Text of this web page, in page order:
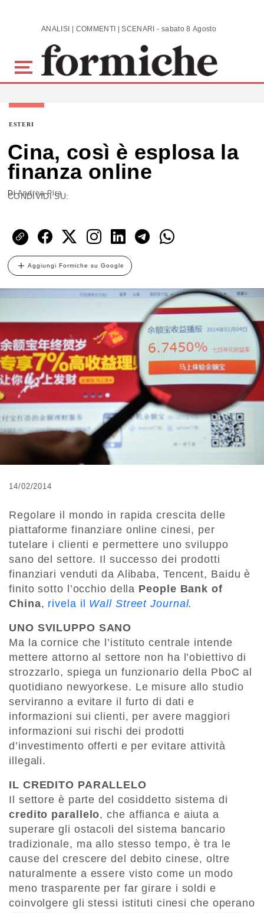
Skip to main content ANALISI | COMMENTI | SCENARI - sabato 8 Agosto 2026
ESTERI
Cina, così è esplosa la
finanza online
DiAndrea Pira
CONDIVIDI SU:
Aggiungi Formiche su Google
14/02/2014
Regolare il mondo in rapida crescita delle
piattaforme finanziare online cinesi, per
tutelare i clienti e permettere uno sviluppo
sano del settore. Il successo dei prodotti
finanziari venduti da Alibaba, Tencent, Baidu è
finito sotto l’occhio della People Bank of
China, rivela il Wall Street Journal.
UNO SVILUPPO SANO
Ma la cornice che l’istituto centrale intende
mettere attorno al settore non ha l’obiettivo di
strozzarlo, spiega un funzionario della PboC al
quotidiano newyorkese. Le misure allo studio
serviranno a evitare il furto di dati e
informazioni sui clienti, per avere maggiori
informazioni sui rischi dei prodotti
d’investimento offerti e per evitare attività
illegali.
IL CREDITO PARALLELO
Il settore è parte del cosiddetto sistema di
credito parallelo, che affianca e aiuta a
superare gli ostacoli del sistema bancario
tradizionale, ma allo stesso tempo, è tra le
cause del crescere del debito cinese, oltre
naturalmente a essere visto come un modo
meno trasparente per far girare i soldi e
coinvolgere gli stessi istituti cinesi che operano